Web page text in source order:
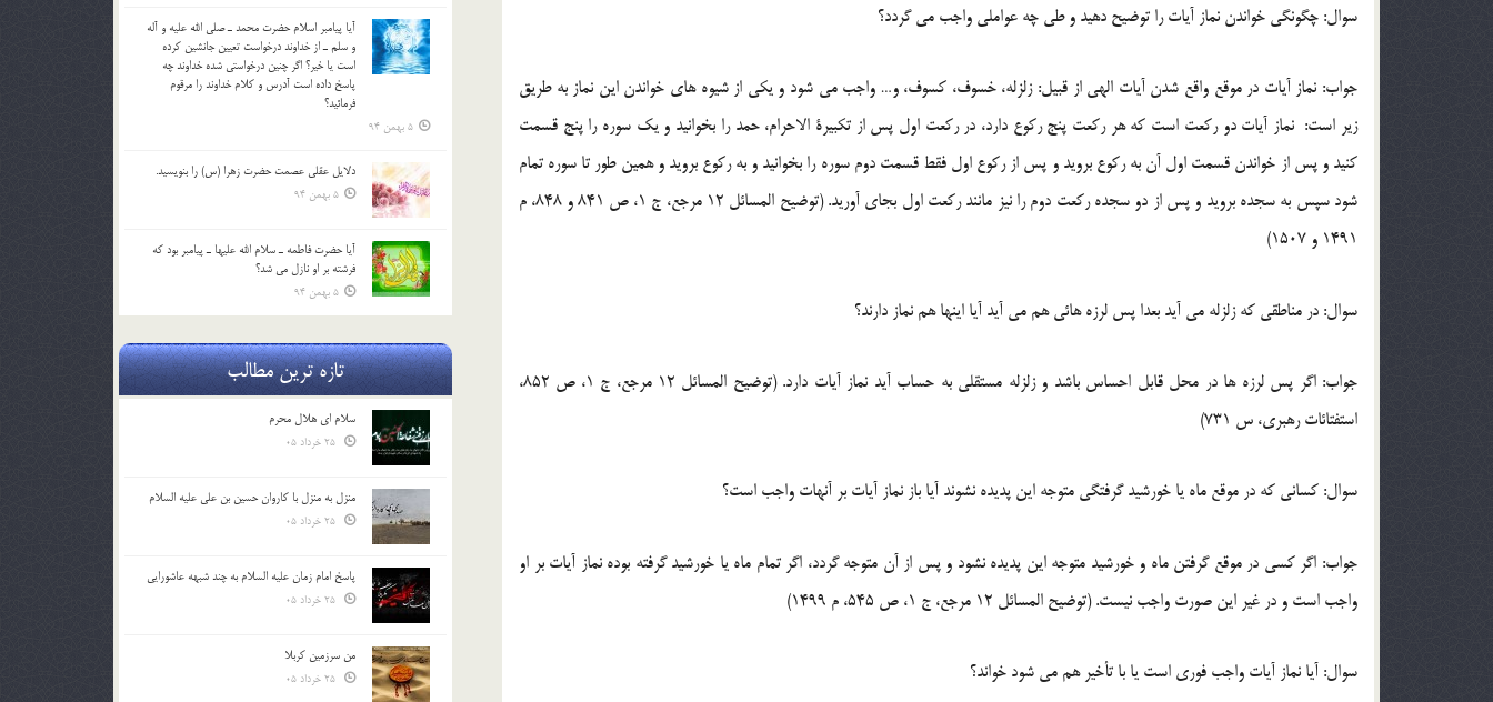
سوال: چگونگی خواندن نماز آیات را توضیح دهید و طی چه عواملی واجب می گردد؟
جواب: نماز آیات در موقع واقع شدن آیات الهی از قبیل: زلزله، خسوف، کسوف، و… واجب می شود و یکی از شیوه های خواندن این نماز به طریق
زیر است: نماز آیات دو رکعت است که هر رکعت پنج رکوع دارد، در رکعت اول پس از تکبیرة الاحرام، حمد را بخوانید و یک سوره را پنج قسمت
کنید و پس از خواندن قسمت اول آن به رکوع بروید و پس از رکوع اول فقط قسمت دوم سوره را بخوانید و به رکوع بروید و همین طور تا سوره تمام
شود سپس به سجده بروید و پس از دو سجده رکعت دوم را نیز مانند رکعت اول بجای آورید. (توضیح المسائل 12 مرجع، ج 1، ص 841 و 848، م
1491 و 1507)
سوال: در مناطقی که زلزله می آید بعدا پس لرزه هائی هم می آید آیا اینها هم نماز دارند؟
جواب: اگر پس لرزه ها در محل قابل احساس باشد و زلزله مستقلی به حساب آید نماز آیات دارد. (توضیح المسائل 12 مرجع، ج 1، ص 852،
استفتائات رهبری، س 731)
سوال: کسانی که در موقع ماه یا خورشید گرفتگی متوجه این پدیده نشوند آیا باز نماز آیات بر آنهات واجب است؟
جواب: اگر کسی در موقع گرفتن ماه و خورشید متوجه این پدیده نشود و پس از آن متوجه گردد، اگر تمام ماه یا خورشید گرفته بوده نماز آیات بر او
واجب است و در غیر این صورت واجب نیست. (توضیح المسائل 12 مرجع، ج 1، ص 545، م 1499)
سوال: آیا نماز آیات واجب فوری است یا با تأخیر هم می شود خواند؟
آيا پيامبر اسلام حضرت محمد ـ صلي الله عليه و آله
و سلم ـ از خداوند درخواست تعيين جانشين کرده
است يا خير؟ اگر چنين درخواستي شده خداوند چه
پاسخ داده است آدرس و کلام خداوند را مرقوم
فرمائيد؟
5 بهمن 94
دلايل عقلي عصمت حضرت زهرا (س) را بنويسيد.
5 بهمن 94
آيا حضرت فاطمه ـ سلام الله عليها ـ پيامبر بود كه
فرشته بر او نازل مي شد؟
5 بهمن 94
تازه ترین مطالب
سلام ای هلال محرم
منزل به منزل با کاروان حسین بن علی علیه السلام
پاسخ امام زمان علیه السلام به چند شبهه عاشورایی
من سرزمین کربلا